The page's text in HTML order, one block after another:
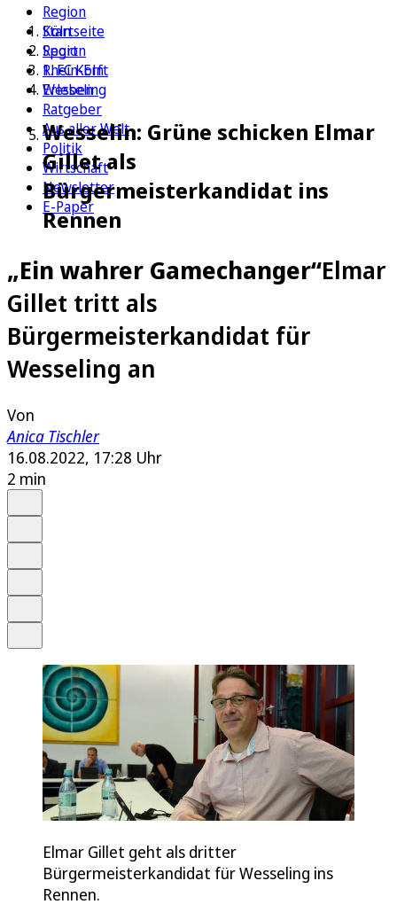
Region
Köln
Sport
1. FC Köln
Erleben
Ratgeber
Aus aller Welt
Politik
Wirtschaft
Newsletter
E-Paper
Startseite
Region
Rhein-Erft
Wesseling
Wesselin: Grüne schicken Elmar
Gillet als
Bürgermeisterkandidat ins
Rennen
„Ein wahrer Gamechanger“Elmar
Gillet tritt als
Bürgermeisterkandidat für
Wesseling an
Von
Anica Tischler
16.08.2022, 17:28 Uhr
2 min
Elmar Gillet geht als dritter
Bürgermeisterkandidat für Wesseling ins
Rennen.